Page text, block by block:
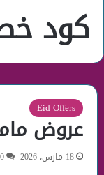
كود
Eid Offers
عروض ماماز
18 مارس، 2026 0